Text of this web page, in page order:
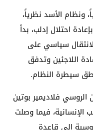
ونظام الأسد نظرياً،
احتلال إدلب، بدأ
سياسي على
اللاجئين وتدفق
سيطرة النظام.
الروسي فلاديمير بوتين
الإنسانية، فيما وصلت
إلى قاعدة